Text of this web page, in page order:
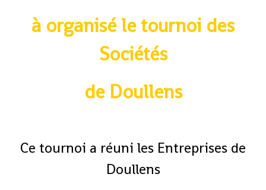
à organisé le tournoi des
Sociétés
de Doullens
Ce tournoi a réuni les Entreprises de
Doullens